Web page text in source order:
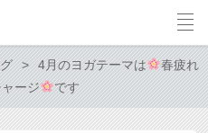
4月のヨガテーマは
春疲れ
ージ
です